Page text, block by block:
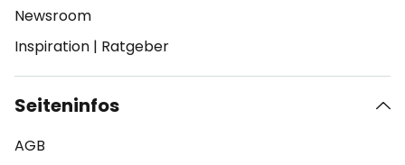
Newsroom
Inspiration | Ratgeber
Seiteninfos
AGB